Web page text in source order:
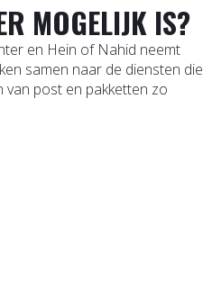
MOGELIJK IS?
en Hein of Nahid neemt
samen naar de diensten die
van post en pakketten zo